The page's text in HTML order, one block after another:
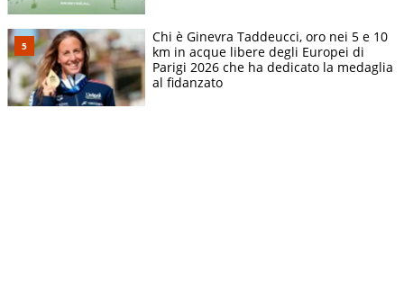
Chi è Ginevra Taddeucci, oro nei 5 e 10
km in acque libere degli Europei di
Parigi 2026 che ha dedicato la medaglia
al fidanzato